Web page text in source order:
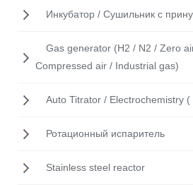
Инкубатор / Cушильник с
Gas generator (H2 / N2 / Zero
Compressed air / Industrial gas)
Auto Titrator / Electrochemistry (
Ротационный испаритель
Stainless steel reactor